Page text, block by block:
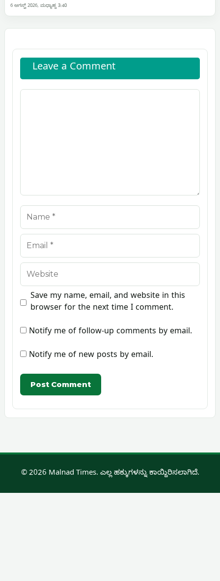
6 ಆಗಸ್ಟ್ 2026, ಮಧ್ಯಾಹ್ನ 3:40
Leave a Comment
Comment
Name
Email
Website
Save my name, email, and website in this
browser for the next time I comment.
Notify me of follow-up comments by email.
Notify me of new posts by email.
© 2026 Malnad Times. ಎಲ್ಲ ಹಕ್ಕುಗಳನ್ನು ಕಾಯ್ದಿರಿಸಲಾಗಿದೆ.